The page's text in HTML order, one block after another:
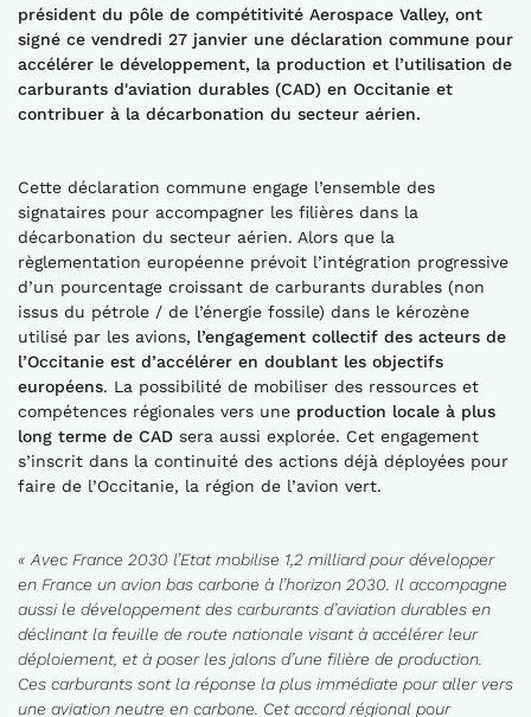
président du pôle de compétitivité Aerospace Valley, ont
signé ce vendredi 27 janvier une déclaration commune pour
accélérer le développement, la production et l’utilisation de
carburants d'aviation durables (CAD) en Occitanie et
contribuer à la décarbonation du secteur aérien.
Cette déclaration commune engage l’ensemble des
signataires pour accompagner les filières dans la
décarbonation du secteur aérien. Alors que la
règlementation européenne prévoit l’intégration progressive
d’un pourcentage croissant de carburants durables (non
issus du pétrole / de l’énergie fossile) dans le kérozène
utilisé par les avions, l’engagement collectif des acteurs de
l’Occitanie est d’accélérer en doublant les objectifs
européens. La possibilité de mobiliser des ressources et
compétences régionales vers une production locale à plus
long terme de CAD sera aussi explorée. Cet engagement
s’inscrit dans la continuité des actions déjà déployées pour
faire de l’Occitanie, la région de l’avion vert.
« Avec France 2030 l’Etat mobilise 1,2 milliard pour développer
en France un avion bas carbone à l’horizon 2030. Il accompagne
aussi le développement des carburants d’aviation durables en
déclinant la feuille de route nationale visant à accélérer leur
déploiement, et à poser les jalons d’une filière de production.
Ces carburants sont la réponse la plus immédiate pour aller vers
une aviation neutre en carbone. Cet accord régional pour